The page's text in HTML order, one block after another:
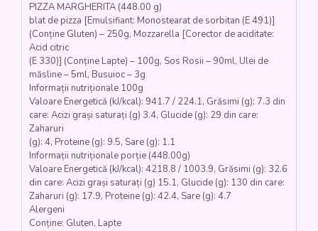
PIZZA MARGHERITA (448.00 g)
blat de pizza [Emulsifiant: Monostearat de sorbitan (E 491)]
(Conține Gluten) – 250g, Mozzarella [Corector de aciditate:
Acid citric
(E 330)] (Conține Lapte) – 100g, Sos Rosii – 90ml, Ulei de
măsline – 5ml, Busuioc – 3g
Informații nutriționale 100g
Valoare Energetică (kJ/kcal): 941.7 / 224.1, Grăsimi (g): 7.3 din
care: Acizi grași saturați (g) 3.4, Glucide (g): 29 din care:
Zaharuri
(g): 4, Proteine (g): 9.5, Sare (g): 1.1
Informații nutriționale porție (448.00g)
Valoare Energetică (kJ/kcal): 4218.8 / 1003.9, Grăsimi (g): 32.6
din care: Acizi grași saturați (g) 15.1, Glucide (g): 130 din care:
Zaharuri (g): 17.9, Proteine (g): 42.4, Sare (g): 4.7
Alergeni
Conține: Gluten, Lapte